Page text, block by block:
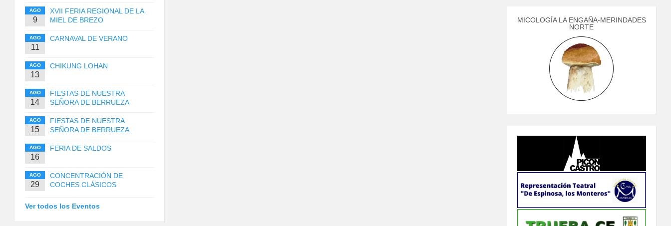
AGO
9
XVII FERIA REGIONAL DE LA
MIEL DE BREZO
AGO
11
CARNAVAL DE VERANO
AGO
13
CHIKUNG LOHAN
AGO
14
FIESTAS DE NUESTRA
SEÑORA DE BERRUEZA
AGO
15
FIESTAS DE NUESTRA
SEÑORA DE BERRUEZA
AGO
16
FERIA DE SALDOS
AGO
29
CONCENTRACIÓN DE
COCHES CLÁSICOS
Ver todos los Eventos
MICOLOGÍA LA ENGAÑA-MERINDADES
NORTE